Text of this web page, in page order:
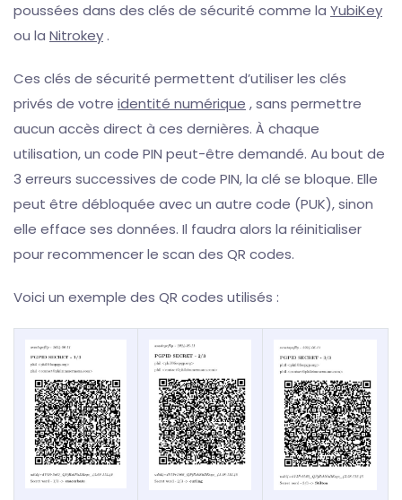
poussées dans des clés de sécurité comme la YubiKey
ou la Nitrokey .
Ces clés de sécurité permettent d’utiliser les clés
privés de votre identité numérique , sans permettre
aucun accès direct à ces dernières. À chaque
utilisation, un code PIN peut-être demandé. Au bout de
3 erreurs successives de code PIN, la clé se bloque. Elle
peut être débloquée avec un autre code (PUK), sinon
elle efface ses données. Il faudra alors la réinitialiser
pour recommencer le scan des QR codes.
Voici un exemple des QR codes utilisés :